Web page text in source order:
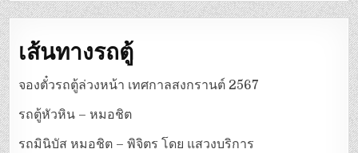
เส้นทางรถตู้
จองตั๋วรถตู้ล่วงหน้า เทศกาลสงกรานต์ 2567
รถตู้หัวหิน – หมอชิต
รถมินิบัส หมอชิต – พิจิตร โดย แสวงบริการ